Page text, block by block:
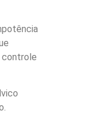
controle